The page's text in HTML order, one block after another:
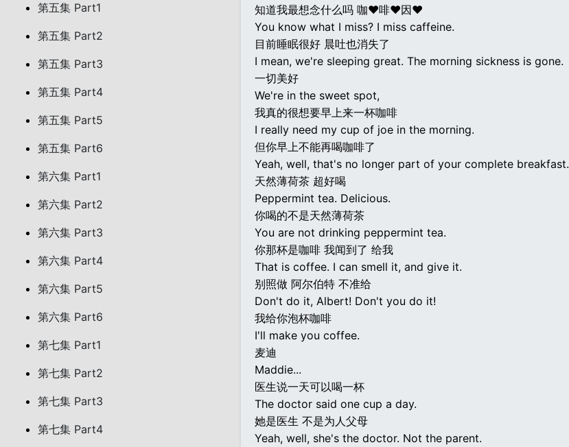
第五集 Part1
第五集 Part2
第五集 Part3
第五集 Part4
第五集 Part5
第五集 Part6
第六集 Part1
第六集 Part2
第六集 Part3
第六集 Part4
第六集 Part5
第六集 Part6
第七集 Part1
第七集 Part2
第七集 Part3
第七集 Part4
知道我最想念什么吗 咖♥啡♥因♥
You know what I miss? I miss caffeine.
目前睡眠很好 晨吐也消失了
I mean, we're sleeping great. The morning sickness is gone.
一切美好
We're in the sweet spot,
我真的很想要早上来一杯咖啡
I really need my cup of joe in the morning.
但你早上不能再喝咖啡了
Yeah, well, that's no longer part of your complete breakfast.
天然薄荷茶 超好喝
Peppermint tea. Delicious.
你喝的不是天然薄荷茶
You are not drinking peppermint tea.
你那杯是咖啡 我闻到了 给我
That is coffee. I can smell it, and give it.
别照做 阿尔伯特 不准给
Don't do it, Albert! Don't you do it!
我给你泡杯咖啡
I'll make you coffee.
麦迪
Maddie...
医生说一天可以喝一杯
The doctor said one cup a day.
她是医生 不是为人父母
Yeah, well, she's the doctor. Not the parent.